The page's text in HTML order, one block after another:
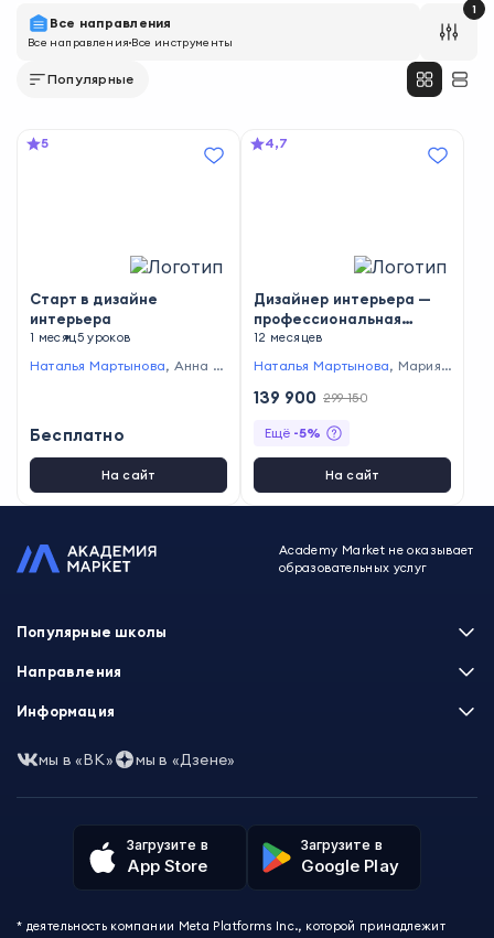
Все направления
Все направленияВсе инструменты
1
Популярные
5
Старт в дизайне
интерьера
1 месяц5 уроков
Наталья Мартынова, Анна Н
Бесплатно
На сайт
4,7
Дизайнер интерьера —
профессиональная
программа
12 месяцев
Наталья Мартынова, Мария
енко ,Мария Бак,
а Хачатрян,Владимир Люба
рски,Мария Перепелица
139 900 299 150
Ещё -5%
На сайт
Academy Market не оказывает
образовательных услуг
Загрузите в
App Store
Загрузите в
Google Play
* деятельность компании Meta Platforms Inc., которой принадлежит
Популярные школы
Skillbox
XYZ School
Skillfactory
Talentsy
ProductStar
Направления
Программирование
Маркетинг
Аналитика
Другие профессии
Красота и здоровье
Информация
Часто задаваемые вопросы
Пользовательское соглашение
Политика обработки данных
Избранные курсы
Акции и скидки
О проекте
мы в «ВК» мы в «Дзене»